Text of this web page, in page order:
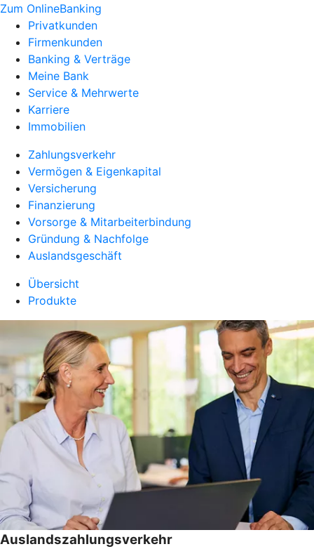
Zum OnlineBanking
Privatkunden
Firmenkunden
Banking & Verträge
Meine Bank
Service & Mehrwerte
Karriere
Immobilien
Zahlungsverkehr
Vermögen & Eigenkapital
Versicherung
Finanzierung
Vorsorge & Mitarbeiterbindung
Gründung & Nachfolge
Auslandsgeschäft
Übersicht
Produkte
Auslandszahlungsverkehr